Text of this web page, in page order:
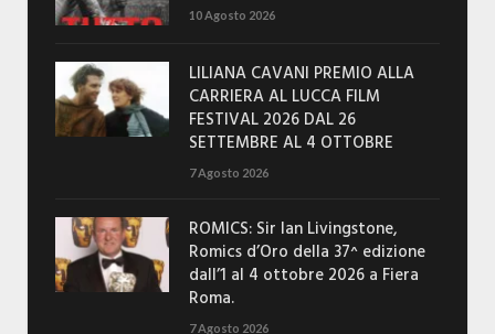
10 Agosto 2026
LILIANA CAVANI PREMIO ALLA
CARRIERA AL LUCCA FILM
FESTIVAL 2026 DAL 26
SETTEMBRE AL 4 OTTOBRE
7 Agosto 2026
ROMICS: Sir Ian Livingstone,
Romics d’Oro della 37^ edizione
dall’1 al 4 ottobre 2026 a Fiera
Roma.
7 Agosto 2026